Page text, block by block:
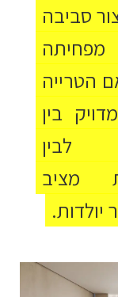
סביבה
מפחיתה
הטרייה
בין
לבין
מציב
יולדות.